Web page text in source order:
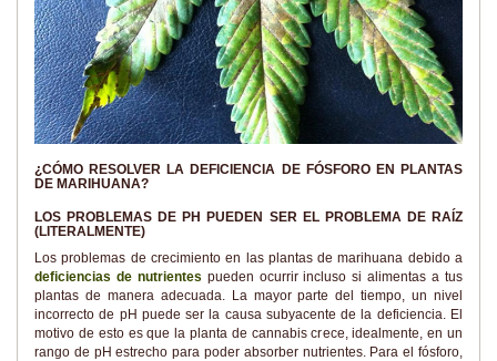
¿CÓMO RESOLVER LA DEFICIENCIA DE FÓSFORO EN PLANTAS
DE MARIHUANA?
LOS PROBLEMAS DE PH PUEDEN SER EL PROBLEMA DE RAÍZ
(LITERALMENTE)
Los problemas de crecimiento en las plantas de marihuana debido a
deficiencias de nutrientes pueden ocurrir incluso si alimentas a tus
plantas de manera adecuada. La mayor parte del tiempo, un nivel
incorrecto de pH puede ser la causa subyacente de la deficiencia. El
motivo de esto es que la planta de cannabis crece, idealmente, en un
rango de pH estrecho para poder absorber nutrientes. Para el fósforo,